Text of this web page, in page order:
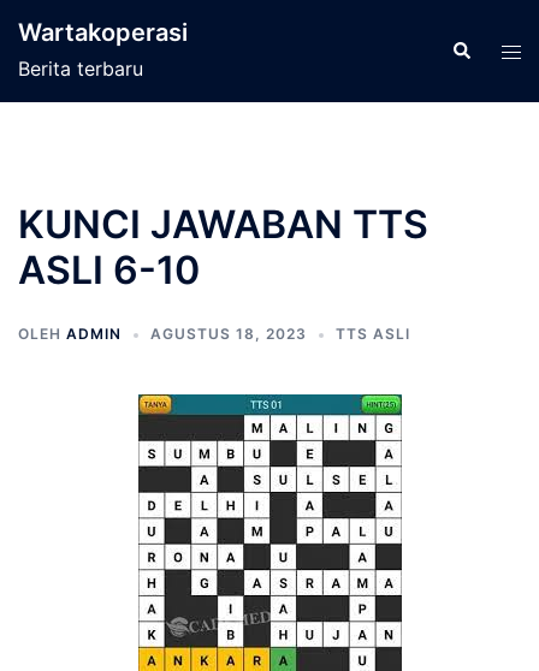
Wartakoperasi
Berita terbaru
Cari
KUNCI JAWABAN TTS
ASLI 6-10
OLEH ADMIN AGUSTUS 18, 2023 TTS ASLI